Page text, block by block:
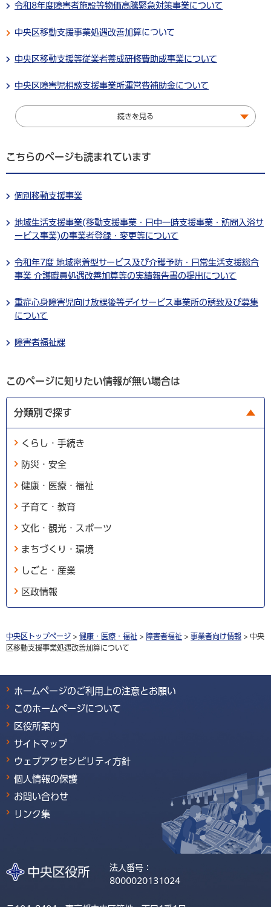
令和8年度障害者施設等物価高騰緊急対策事業について
中央区移動支援事業処遇改善加算について
中央区移動支援等従業者養成研修費助成事業について
中央区障害児相談支援事業所運営費補助金について
続きを見る
こちらのページも読まれています
個別移動支援事業
地域生活支援事業(移動支援事業・日中一時支援事業・訪問入浴サ
ービス事業)の事業者登録・変更等について
令和年7度 地域密着型サービス及び介護予防・日常生活支援総合
事業 介護職員処遇改善加算等の実績報告書の提出について
重症心身障害児向け放課後等デイサービス事業所の誘致及び募集
について
障害者福祉課
このページに知りたい情報が無い場合は
分類別で探す
くらし・手続き
防災・安全
健康・医療・福祉
子育て・教育
文化・観光・スポーツ
まちづくり・環境
しごと・産業
区政情報
中央区トップページ > 健康・医療・福祉 > 障害者福祉 > 事業者向け情報 > 中央
区移動支援事業処遇改善加算について
ホームページのご利用上の注意とお願い
このホームページについて
区役所案内
サイトマップ
ウェブアクセシビリティ方針
個人情報の保護
お問い合わせ
リンク集
法人番号：
8000020131024